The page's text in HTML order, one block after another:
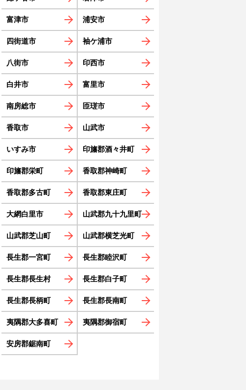
富津市 浦安市
四街道市 袖ケ浦市
八街市 印西市
白井市 富里市
南房総市 匝瑳市
香取市 山武市
いすみ市 印旛郡酒々井町
印旛郡栄町 香取郡神崎町
香取郡多古町 香取郡東庄町
大網白里市 山武郡九十九里町
山武郡芝山町 山武郡横芝光町
長生郡一宮町 長生郡睦沢町
長生郡長生村 長生郡白子町
長生郡長柄町 長生郡長南町
夷隅郡大多喜町 夷隅郡御宿町
安房郡鋸南町